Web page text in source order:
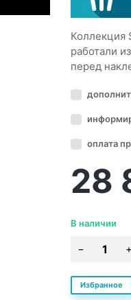
Коллекция
работали
перед
оплата
28
В наличии
Избранное